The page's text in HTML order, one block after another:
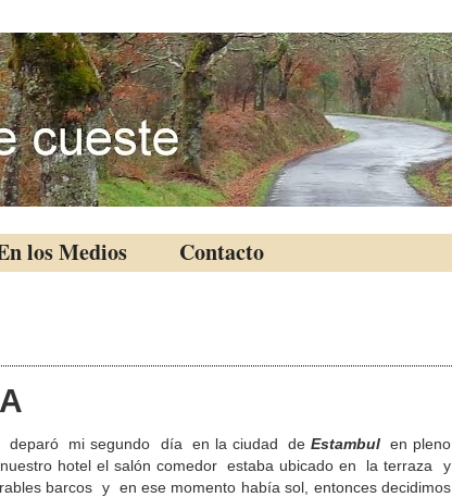
los Medios Contacto
mi segundo día en la ciudad de Estambulen pleno
hotel el salón comedor estaba ubicado en la terraza y
barcos y en ese momento había sol, entonces decidimos